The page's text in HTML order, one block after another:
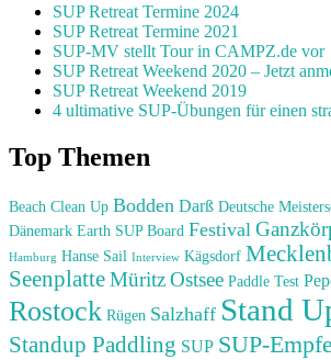
SUP Retreat Termine 2024
SUP Retreat Termine 2021
SUP-MV stellt Tour in CAMPZ.de vor
SUP Retreat Weekend 2020 – Jetzt
SUP Retreat Weekend 2019
4 ultimative SUP-Übungen für einen
Top Themen
Beach Clean Up Bodden Darß Deutsche
Dänemark Earth SUP Board Festival
Hamburg Hanse Sail Interview Kägsdorf
SeenplatteMüritzOstsee Paddle Test
Rostock Rügen Salzhaff Stand
Standup Paddling SUP SUP-